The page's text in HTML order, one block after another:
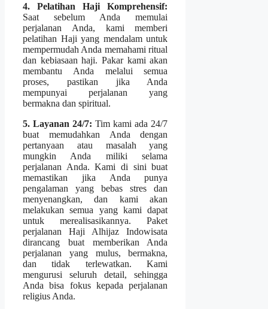
4. Pelatihan Haji Komprehensif:
Saat sebelum Anda memulai
perjalanan Anda, kami memberi
pelatihan Haji yang mendalam untuk
mempermudah Anda memahami ritual
dan kebiasaan haji. Pakar kami akan
membantu Anda melalui semua
proses, pastikan jika Anda
mempunyai perjalanan yang
bermakna dan spiritual.
5. Layanan 24/7: Tim kami ada 24/7
buat memudahkan Anda dengan
pertanyaan atau masalah yang
mungkin Anda miliki selama
perjalanan Anda. Kami di sini buat
memastikan jika Anda punya
pengalaman yang bebas stres dan
menyenangkan, dan kami akan
melakukan semua yang kami dapat
untuk merealisasikannya. Paket
perjalanan Haji Alhijaz Indowisata
dirancang buat memberikan Anda
perjalanan yang mulus, bermakna,
dan tidak terlewatkan. Kami
mengurusi seluruh detail, sehingga
Anda bisa fokus kepada perjalanan
religius Anda.